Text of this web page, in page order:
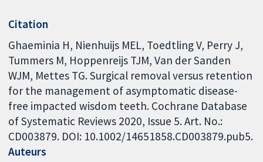
Citation
Ghaeminia H, Nienhuijs MEL, Toedtling V, Perry J,
Tummers M, Hoppenreijs TJM, Van der Sanden
WJM, Mettes TG. Surgical removal versus retention
for the management of asymptomatic disease-
free impacted wisdom teeth. Cochrane Database
of Systematic Reviews 2020, Issue 5. Art. No.:
CD003879. DOI: 10.1002/14651858.CD003879.pub5.
Auteurs